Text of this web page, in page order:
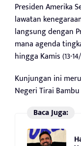
Presiden Amerika
lawatan
langsung dengan
mana agenda
hingga Kamis (13-
Kunjungan ini
Negeri Tirai
Baca Juga: